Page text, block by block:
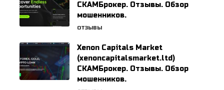
СКАМБрокер. Отзывы. Обзор
мошенников.
ОТЗЫВЫ
Xenon Capitals Market
(xenoncapitalsmarket.ltd)
СКАМБрокер. Отзывы. Обзор
мошенников.